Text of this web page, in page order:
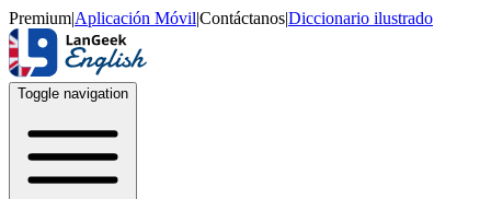
Premium|Aplicación Móvil|Contáctanos|Diccionario ilustrado
Toggle navigation